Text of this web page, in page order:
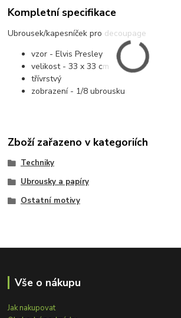
Kompletní specifikace
Ubrousek/kapesníček pro decoupage
vzor - Elvis Presley
velikost - 33 x 33 cm
třívrstvý
zobrazení - 1/8 ubrousku
Zboží zařazeno v kategoriích
Techniky
Ubrousky a papíry
Ostatní motivy
Vše o nákupu
Jak nakupovat